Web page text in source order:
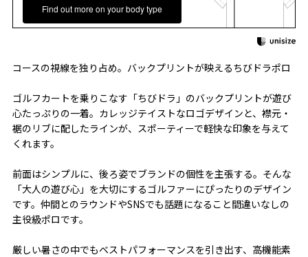
Find out more on your body type
コースの視線を独り占め。バックプリントが映えるちびドラポロ
ゴルフカートを乗りこなす「ちびドラ」のバックプリントが遊び
心たっぷりの一着。カレッジテイストなロゴデザインと、襟元・
裾のリブに配したラインが、スポーティーで軽快な印象を与えて
くれます。
前面はシンプルに、後ろ姿でブランドの個性を主張する。そんな
「大人の遊び心」を大切にするゴルファーにぴったりのデザイン
です。仲間とのラウンドやSNSでも話題になること間違いなしの
主役級ポロです。
厳しい暑さの中でもベストパフォーマンスを引き出す、高機能素